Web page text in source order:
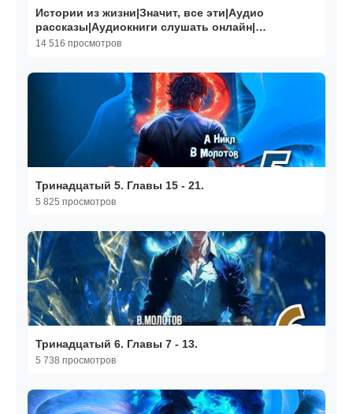
Истории из жизни|Значит, все эти|Аудио
рассказы|Аудиокниги слушать онлайн|
Жизненные истории
14 516 просмотров
Тринадцатый 5. Главы 15 - 21.
5 825 просмотров
Тринадцатый 6. Главы 7 - 13.
5 738 просмотров